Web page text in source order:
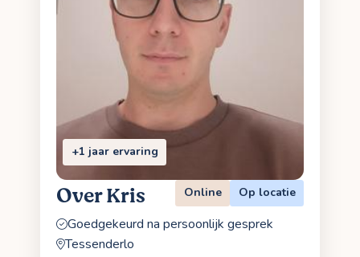
+1 jaar ervaring
Over Kris Online Op locatie
Goedgekeurd na persoonlijk gesprek
Tessenderlo